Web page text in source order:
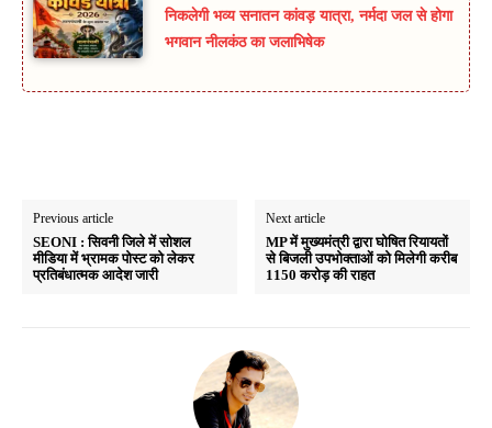
निकलेगी भव्य सनातन कांवड़ यात्रा, नर्मदा जल से होगा
भगवान नीलकंठ का जलाभिषेक
Previous article
SEONI : सिवनी जिले में सोशल
मीडिया में भ्रामक पोस्ट को लेकर
प्रतिबंधात्मक आदेश जारी
Next article
MP में मुख्यमंत्री द्वारा घोषित रियायतों
से बिजली उपभोक्ताओं को मिलेगी करीब
1150 करोड़ की राहत